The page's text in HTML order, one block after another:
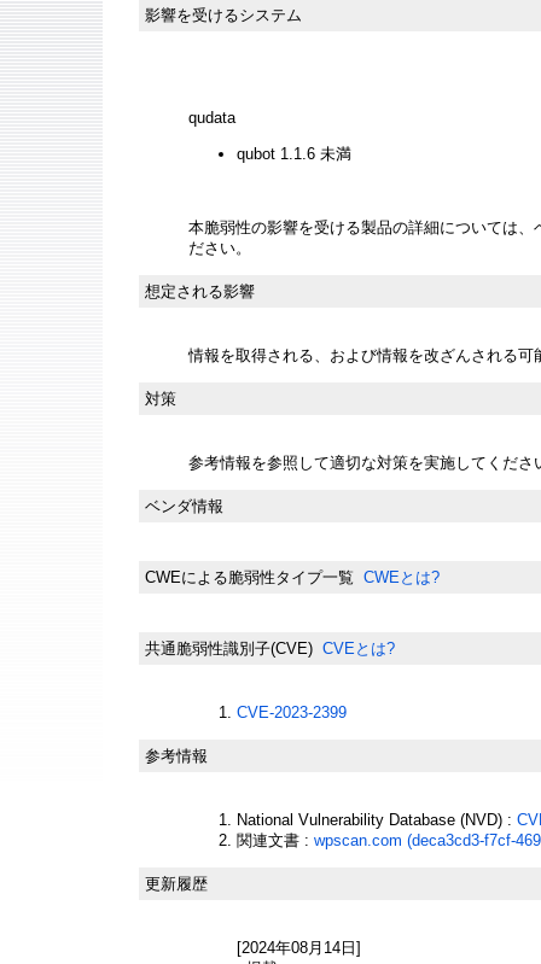
影響を受けるシステム
qudata
qubot 1.1.6 未満
本脆弱性の影響を受ける製品の詳細については
ださい。
想定される影響
情報を取得される、および情報を改ざんされる可
対策
参考情報を参照して適切な対策を実施してくださ
ベンダ情報
CWEによる脆弱性タイプ一覧 CWEとは?
共通脆弱性識別子(CVE) CVEとは?
CVE-2023-2399
参考情報
National Vulnerability Database (NVD) :
関連文書 : wpscan.com (deca3cd3-f7cf-
更新履歴
[2024年08月14日]